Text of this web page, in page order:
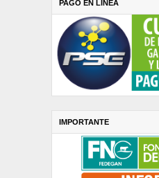
PAGO EN LINEA
IMPORTANTE